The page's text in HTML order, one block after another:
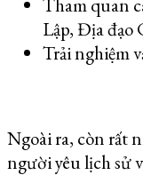
Tham quan
Lập, Địa đạo
Trải nghiệm
Ngoài ra, còn rất
người yêu lịch sử